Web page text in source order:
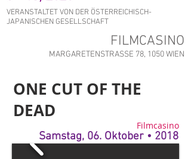
VERANSTALTET VON DER ÖSTERREICHISCH-
JAPANISCHEN GESELLSCHAFT
FILMCASINO
MARGARETENSTRASSE 78, 1050 WIEN
Filmcasino
Samstag, 06. Oktober • 2018
ONE CUT OF THE
DEAD